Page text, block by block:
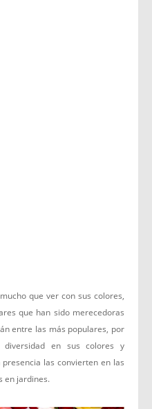
que ver con sus colores,
que han sido merecedoras
entre las más populares, por
en sus colores y
las convierten en las
en jardines.